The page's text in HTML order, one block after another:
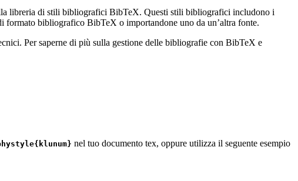
libreria di stili bibliografici BibTeX. Questi stili bibliografici includono i
bibliografico BibTeX o importandone uno da un’altra fonte.
Per saperne di più sulla gestione delle bibliografie con BibTeX e
nel tuo documento tex, oppure utilizza il seguente esempio